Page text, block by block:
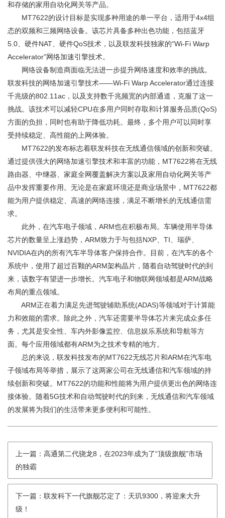
和存储的家用自动化网关等产品。
MT7622的设计目标是实现多种用途的单一平台，适用于4x4组
态的双频和三频网络设备。该芯片具备多种出色功能，包括蓝牙
5.0、硬件NAT、硬件QoS技术，以及联发科技独家的“Wi-Fi Warp
Accelerator”网络加速引擎技术。
网络设备制造商面临无法进一步提升网络速度和效率的挑战。
联发科技的网络加速引擎技术——Wi-Fi Warp Accelerator通过连接
千兆级的802.11ac，以及支持数千兆频宽的内部通道，克服了这一
挑战。该技术可以减轻CPU在多用户同时存取和计算服务品质(QoS)
方面的负担，同时也有助于降低功耗。最终，多个用户可以同时享
受持续稳定、高性能的上网体验。
MT7622的发布标志着联发科技在无线通信领域的创新和突破。
通过提供强大的网络加速引擎技术和丰富的功能，MT7622将在无线
路由器、中继器、家庭全网覆盖解决方案以及家用自动化网关等产
品中发挥重要作用。无论是在家庭环境还是商业场景中，MT7622都
能为用户提供稳定、高速的网络连接，满足不断增长的无线通信需
求。
此外，在汽车电子领域，ARM也在积极布局。车辆使用半导体
芯片的数量呈上涨趋势，ARM致力于与包括NXP、TI、瑞萨、
NVIDIA在内的所有汽车半导体客户保持合作。目前，在汽车的各个
系统中，使用了超过百颗的ARM架构晶片，随着自动驾驶时代的到
来，该数字有望进一步增长。汽车电子和物联网领域都是ARM战略
布局的重点领域。
ARM正在着力满足先进驾驶辅助系统(ADAS)等领域对于计算能
力和效能的需求。除此之外，汽车还需要半导体芯片来完成众多任
务，尤其是安全性、车内外影像监控、信息娱乐系统和导航等方
面。每个应用领域都有ARM为之技术专精的地方。
总的来说，联发科技发布的MT7622无线芯片和ARM在汽车电
子领域布局等举措，展示了这两家公司在无线通信和汽车领域的持
续创新和突破。MT7622的功能和性能将为用户提供更出色的网络连
接体验。随着5G技术和自动驾驶时代的到来，无线通信和汽车领域
的发展将为我们的生活带来更多便利和可能性。
上一篇：高通第二代骁龙8，在2023年成为了“顶级旗舰”市场
的独霸
下一篇：联发科下一代旗舰芯定了：天玑9300，将迎来大升
级！